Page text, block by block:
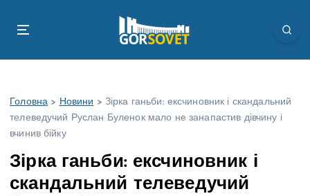
Головна > Новини > Зірка ганьби: ексчиновник і скандальний
телеведучий Руслан Буленок мало не занапастив дівчину і
вчинив бійку
Зірка ганьби: ексчиновник і
скандальний телеведучий